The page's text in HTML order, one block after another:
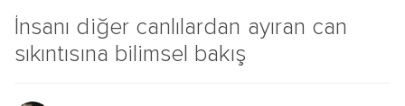
İnsanı diğer canlılardan ayıran can
sıkıntısına bilimsel bakış